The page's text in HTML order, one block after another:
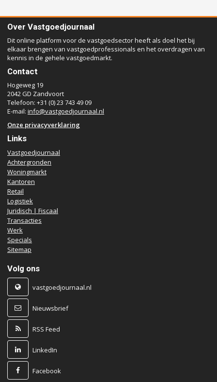
Over Vastgoedjournaal
Dit online platform voor de vastgoedsector heeft als doel het bij
elkaar brengen van vastgoedprofessionals en het overdragen van
kennis in de gehele vastgoedmarkt.
Contact
Hogeweg 19
2042 GD Zandvoort
Telefoon: +31 (0) 23 743 49 09
E-mail: info@vastgoedjournaal.nl
Onze privacyverklaring
Links
Vastgoedjournaal
Achtergronden
Woningmarkt
Kantoren
Retail
Logistiek
Juridisch | Fiscaal
Transacties
Werk
Specials
Sitemap
Volg ons
vastgoedjournaal.nl
Nieuwsbrief
RSS Feed
LinkedIn
Facebook